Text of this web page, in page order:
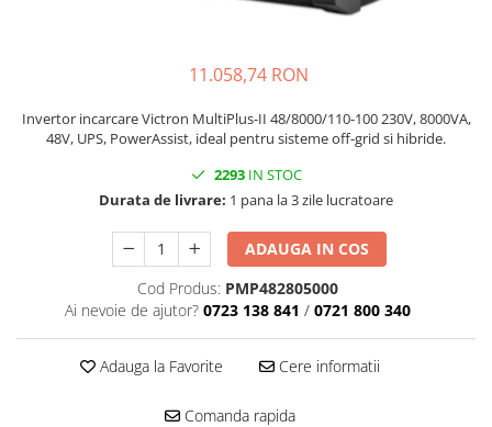
11.058,74 RON
Invertor incarcare Victron MultiPlus-II 48/8000/110-100 230V, 8000VA,
48V, UPS, PowerAssist, ideal pentru sisteme off-grid si hibride.
2293IN STOC
Durata de livrare: 1 pana la 3 zile lucratoare
ADAUGA IN COS
Cod Produs: PMP482805000
Ai nevoie de ajutor? 0723 138 841 / 0721 800 340
Adauga la Favorite Cere informatii
Comanda rapida